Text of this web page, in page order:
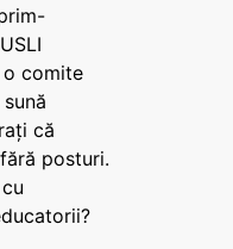
o comite
că
posturi.